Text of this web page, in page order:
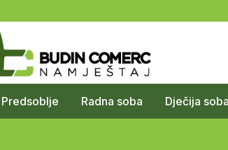
Predsoblje Radna soba Dječija soba